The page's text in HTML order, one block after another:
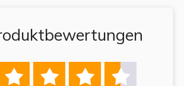
   